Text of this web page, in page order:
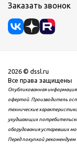
Заказать звонок
2026 © dssl.ru
Все права защищены
Опубликованная
офертой. Производитель
технические
ухудшающих
оборудования устаревших
Перед покупкой